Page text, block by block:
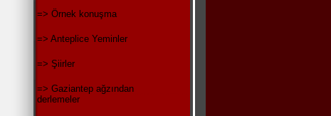
=> Örnek konuşma
=> Anteplice Yeminler
=> Şiirler
=> Gaziantep ağzından
derlemeler